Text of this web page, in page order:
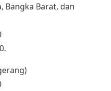
Bangka Barat, dan